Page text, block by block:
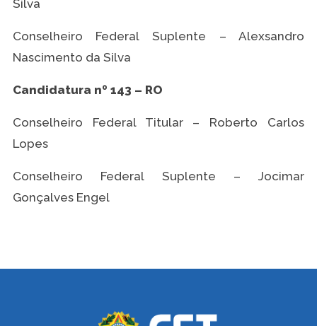
Silva
Conselheiro Federal Suplente – Alexsandro
Nascimento da Silva
Candidatura nº 143 – RO
Conselheiro Federal Titular – Roberto Carlos
Lopes
Conselheiro Federal Suplente – Jocimar
Gonçalves Engel